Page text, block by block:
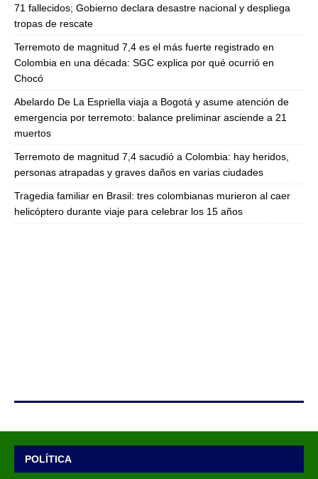
71 fallecidos; Gobierno declara desastre nacional y despliega
tropas de rescate
Terremoto de magnitud 7,4 es el más fuerte registrado en
Colombia en una década: SGC explica por qué ocurrió en
Chocó
Abelardo De La Espriella viaja a Bogotá y asume atención de
emergencia por terremoto: balance preliminar asciende a 21
muertos
Terremoto de magnitud 7,4 sacudió a Colombia: hay heridos,
personas atrapadas y graves daños en varias ciudades
Tragedia familiar en Brasil: tres colombianas murieron al caer
helicóptero durante viaje para celebrar los 15 años
POLÍTICA